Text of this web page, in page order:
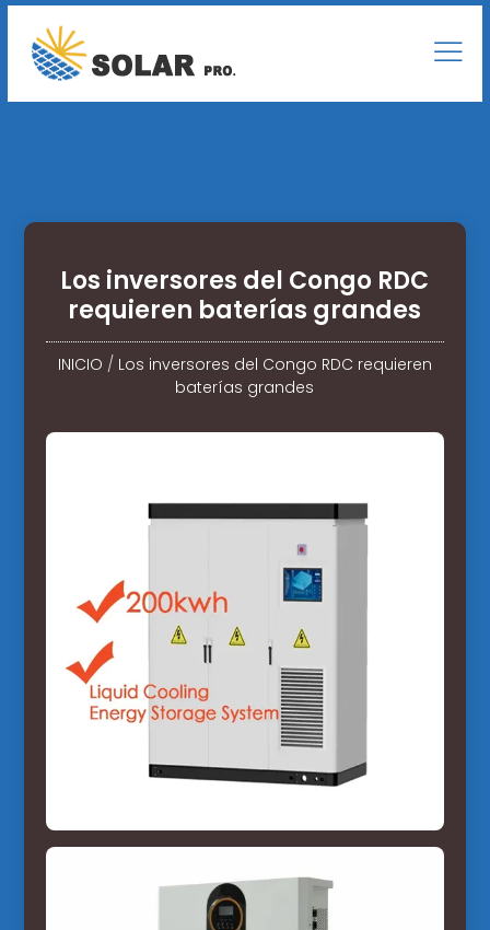
Los inversores del Congo RDC
requieren baterías grandes
INICIO / Los inversores del Congo RDC requieren
baterías grandes